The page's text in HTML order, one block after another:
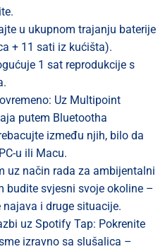
u ukupnom trajanju baterije
+ 11 sati iz kućišta).
1 sat reprodukcije s
Uz Multipoint
putem Bluetootha
između njih, bilo da
u ili Macu.
uz način rada za ambijentalni
budite svjesni svoje okoline –
i druge situacije.
uz Spotify Tap: Pokrenite
izravno sa slušalica –